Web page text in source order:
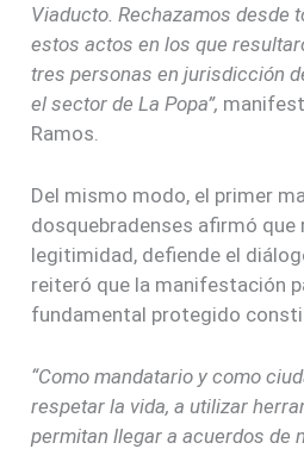
Viaducto. Rechazamos desde
estos actos en los que
tres personas en jurisdicción
el sector de La Popa”,
Ramos.
Del mismo modo, el primer
dosquebradenses afirmó que
legitimidad, defiende el
reiteró que la manifestación
fundamental protegido
“Como mandatario y como
respetar la vida, a utilizar
permitan llegar a acuerdos de